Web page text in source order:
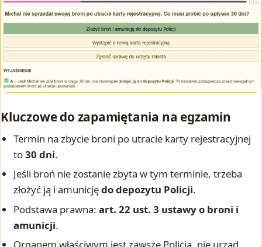
Kluczowe do zapamiętania na egzamin
Termin na zbycie broni po utracie karty rejestracyjnej
to30 dni.
Jeśli broń nie zostanie zbyta w tym terminie, trzeba
złożyć ją i amunicjędo depozytu Policji.
Podstawa prawna:art. 22 ust. 3 ustawy o broni i
amunicji.